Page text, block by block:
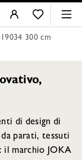
300 cm
di design di
parati, tessuti
il marchio JOKA